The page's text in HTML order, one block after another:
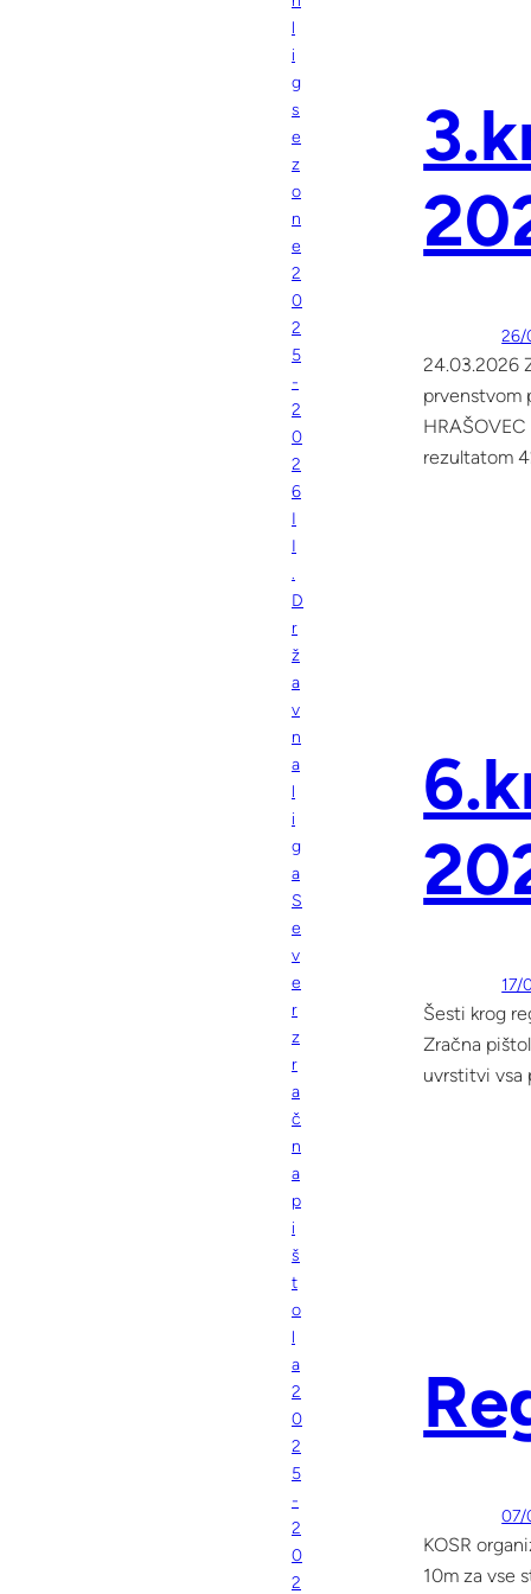
l
i
g
s
e
z
o
n
e
2
0
2
5
-
2
0
2
6
I
I
.
D
r
ž
a
v
n
a
l
i
g
a
S
e
v
e
r
z
r
a
č
n
a
p
i
š
t
o
l
a
2
0
2
5
-
2
0
2
26/
24.03.2026
prvenstvom
HRAŠOVEC
rezultatom
17/
Šesti krog
Zračna
uvrstitvi vsa
07/
KOSR
10m za vse